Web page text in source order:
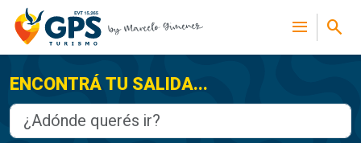
menu search
ENCONTRÁ TU SALIDA...